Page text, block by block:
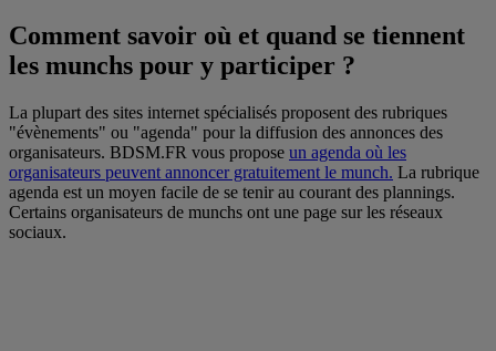
Comment savoir où et quand se tiennent
les munchs pour y participer ?
La plupart des sites internet spécialisés proposent des rubriques
"évènements" ou "agenda" pour la diffusion des annonces des
organisateurs. BDSM.FR vous propose un agenda où les
organisateurs peuvent annoncer gratuitement le munch. La rubrique
agenda est un moyen facile de se tenir au courant des plannings.
Certains organisateurs de munchs ont une page sur les réseaux
sociaux.